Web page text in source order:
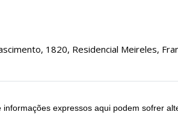
1820, Residencial Meireles,
expressos aqui podem sofrer